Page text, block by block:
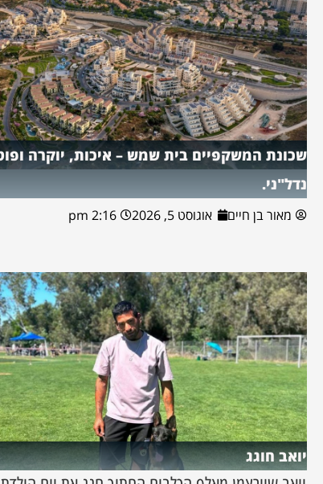
שכונת המשקפיים בית שמש – איכות, יוקרה
נדל"ני.
מאור בן חיים אוגוסט 5, 2026 2:16 pm
יואב חוגג